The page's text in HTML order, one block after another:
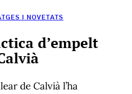
I NOVETATS
d’empelt
de Calvià l’ha